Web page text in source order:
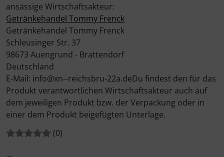
ansässige Wirtschaftsakteur:
Getränkehandel Tommy Frenck
Getränkehandel Tommy Frenck
Schleusinger Str. 37
98673 Auengrund - Brattendorf
Deutschland
E-Mail: info@xn--reichsbru-22a.deDu findest den für das
Produkt verantwortlichen Wirtschaftsakteur auch auf
dem jeweiligen Produkt bzw. der Verpackung oder in
einer dem Produkt beigefügten Unterlage.
Bewertungen:
(0Bewertungen
)